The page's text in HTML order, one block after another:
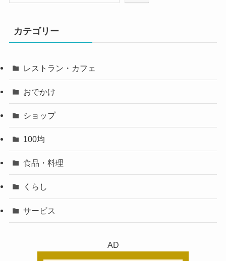
カテゴリー
レストラン・カフェ
おでかけ
ショップ
100均
食品・料理
くらし
サービス
AD